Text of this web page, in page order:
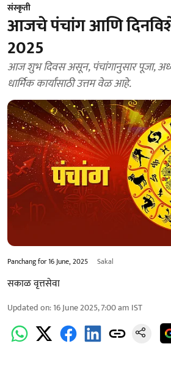
संस्कृती
आजचे पंचांग आणि
2025
आज शुभ दिवस असून, पंचांगानुसार पूजा,
धार्मिक कार्यांसाठी उत्तम वेळ आहे.
Panchang for 16 June, 2025 Sakal
सकाळ वृत्तसेवा
Updated on:16 June 2025, 7:00 am IST